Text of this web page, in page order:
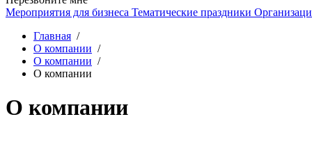
Мероприятия для бизнеса Тематические праздники
Главная /
О компании /
О компании /
О компании
О компании